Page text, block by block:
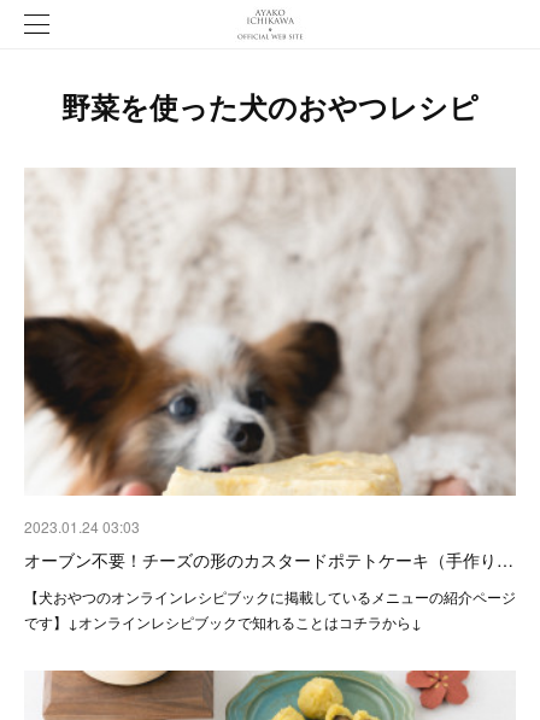
野菜を使った犬のおやつレシピ
2023.01.24 03:03
オーブン不要！チーズの形のカスタードポテトケーキ（手作り…
【犬おやつのオンラインレシピブックに掲載しているメニューの紹介ページ
です】↓オンラインレシピブックで知れることはコチラから↓